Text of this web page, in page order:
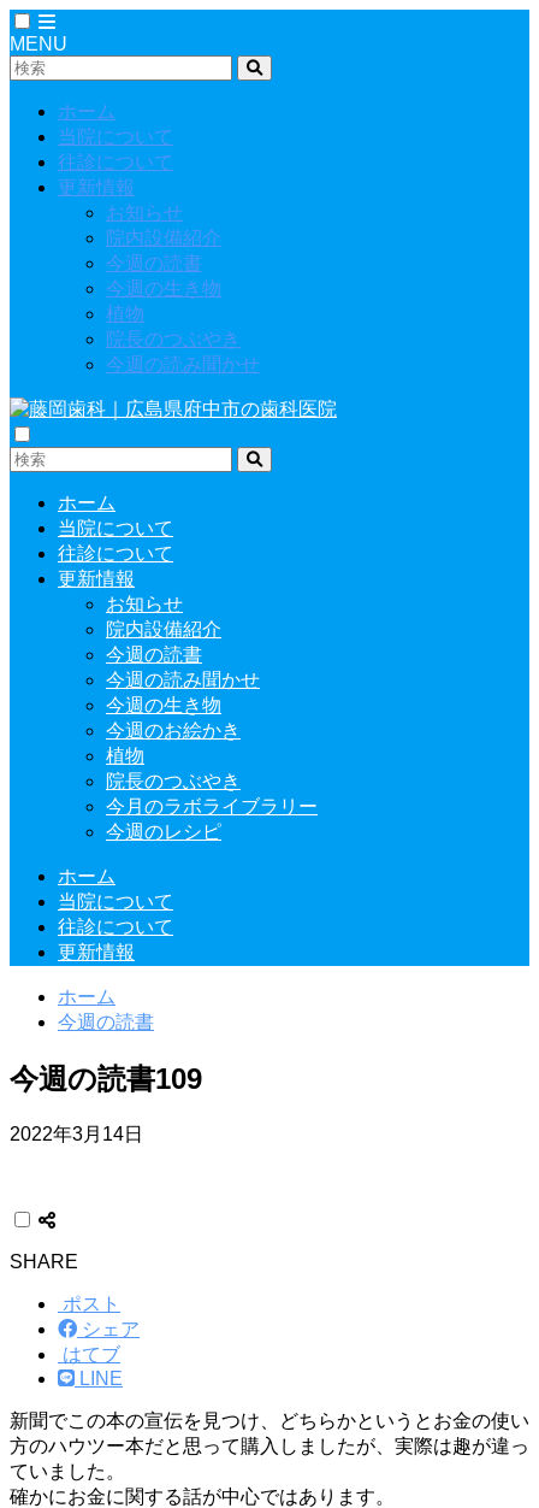
MENU
ホーム
当院について
往診について
更新情報
お知らせ
院内設備紹介
今週の読書
今週の生き物
植物
院長のつぶやき
今週の読み聞かせ
ホーム
当院について
往診について
更新情報
お知らせ
院内設備紹介
今週の読書
今週の読み聞かせ
今週の生き物
今週のお絵かき
植物
院長のつぶやき
今月のラボライブラリー
今週のレシピ
ホーム
当院について
往診について
更新情報
ホーム
今週の読書
今週の読書109
2022年3月14日
SHARE
ポスト
シェア
はてブ
LINE
新聞でこの本の宣伝を見つけ、どちらかというとお金の使い
方のハウツー本だと思って購入しましたが、実際は趣が違っ
ていました。
確かにお金に関する話が中心ではあります。